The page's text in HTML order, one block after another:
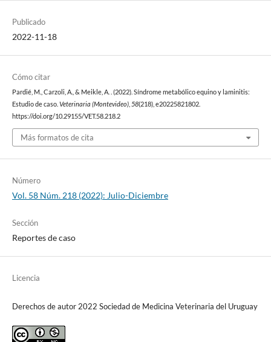
Publicado
2022-11-18
Cómo citar
Pardié, M., Carzoli, A., & Meikle, A. . (2022). Síndrome metabólico equino y laminitis:
Estudio de caso. Veterinaria (Montevideo), 58(218), e20225821802.
https://doi.org/10.29155/VET.58.218.2
Más formatos de cita
Número
Vol. 58 Núm. 218 (2022): Julio-Diciembre
Sección
Reportes de caso
Licencia
Derechos de autor 2022 Sociedad de Medicina Veterinaria del Uruguay